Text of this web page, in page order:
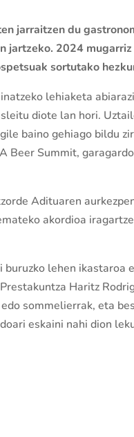
jarraitzen du
2024
sortutako
lehiaketa
diote lan hori.
baino gehiago bildu
Beer Summit,
Adituaren
akordioa
lehen ikastaroa
Haritz
sommelierrak, eta
eskaini nahi dion